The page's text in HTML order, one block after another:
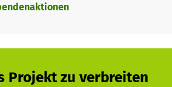
Projekt zu verbreiten